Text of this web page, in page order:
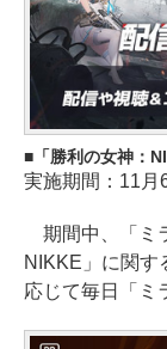
「勝利の女神：
実施期間：11月
期間中、「ミ
NIKKE」に関す
応じて毎日「ミ